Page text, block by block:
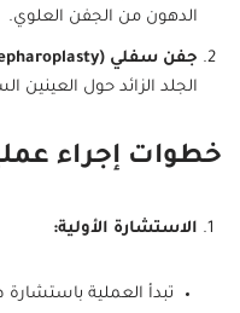
الدهون من الجفن العلوي.
جفن سفلي (Blepharoplasty سفلية):
الجلد الزائد حول العينين
خطوات إجراء
الاستشارة الأولية:
تبدأ العملية